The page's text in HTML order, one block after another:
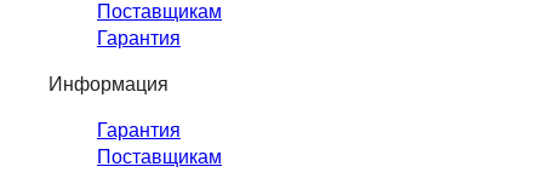
Поставщикам
Гарантия
Информация
Гарантия
Поставщикам